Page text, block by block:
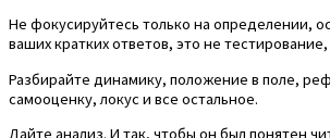
Не фокусируйтесь только на определении,
ваших кратких ответов, это не
Разбирайте динамику, положение в поле,
самооценку, локус и все остальное.
Дайте анализ. И так, чтобы он был понятен